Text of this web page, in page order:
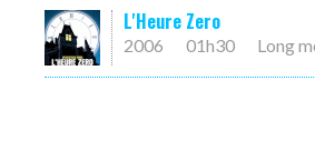
L'Heure Zero
2006 01h30 Long